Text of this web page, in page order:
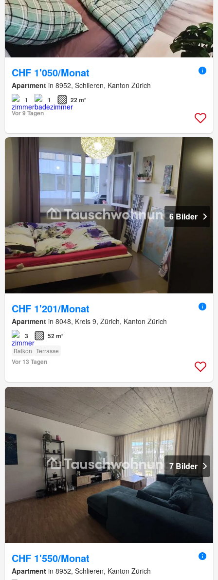
CHF 1'050/Monat
Apartment in 8952, Schlieren, Kanton Zürich
1 1
22 m²
Vor 9 Tagen
6 Bilder
CHF 1'201/Monat
Apartment in 8048, Kreis 9, Zürich, Kanton Zürich
3 52 m²
Balkon Terrasse
Vor 13 Tagen
7 Bilder
CHF 1'550/Monat
Apartment in 8952, Schlieren, Kanton Zürich